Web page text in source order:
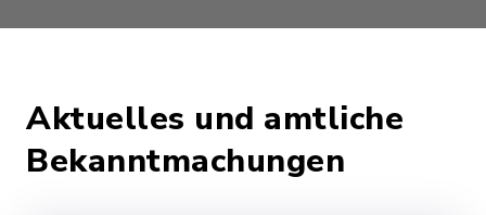
Aktuelles und amtliche
Bekanntmachungen